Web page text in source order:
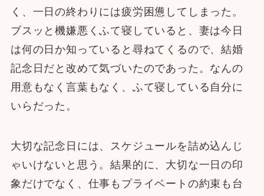
く、一日の終わりには疲労困憊してしまった。
ブスッと機嫌悪くふて寝していると、妻は今日
は何の日か知っていると尋ねてくるので、結婚
記念日だと改めて気づいたのであった。なんの
用意もなく言葉もなく、ふて寝している自分に
いらだった。
大切な記念日には、スケジュールを詰め込んじ
ゃいけないと思う。結果的に、大切な一日の印
象だけでなく、仕事もプライベートの約束も台